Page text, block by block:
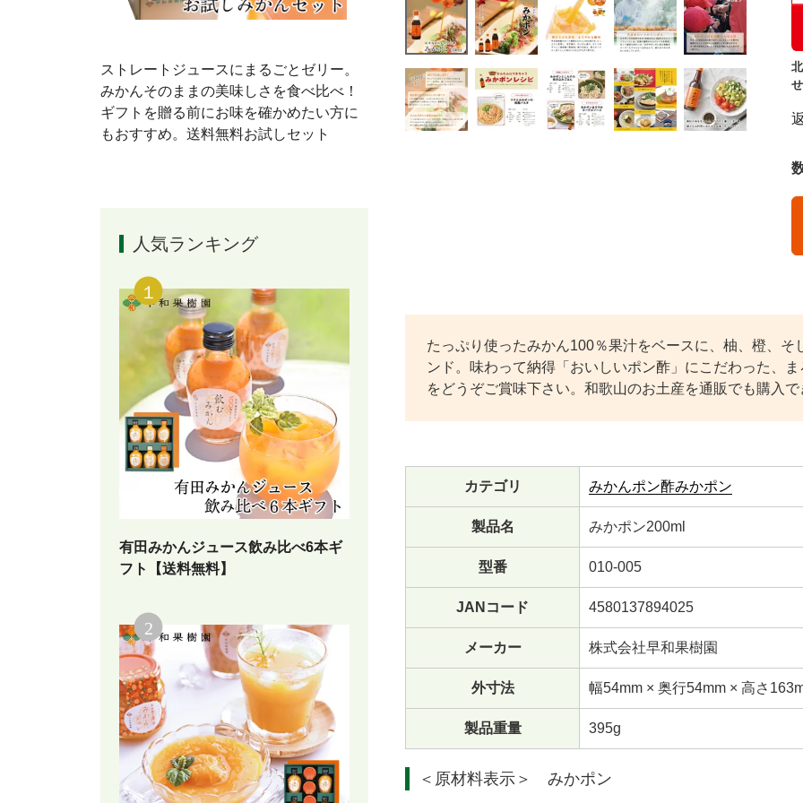
ストレートジュースにまるごとゼリー。
みかんそのままの美味しさを食べ比べ！
ギフトを贈る前にお味を確かめたい方に
もおすすめ。送料無料お試しセット
人気ランキング
有田みかんジュース飲み比べ6本ギ
フト【送料無料】
たっぷり使ったみかん100％果汁をベースに、柚、橙、
ンド。味わって納得「おいしいポン酢」にこだわった、
をどうぞご賞味下さい。和歌山のお土産を通販でも購入
カテゴリ みかんポン酢みかポン
製品名 みかポン200ml
型番 010-005
JANコード 4580137894025
メーカー 株式会社早和果樹園
外寸法 幅54mm × 奥行54mm × 高さ
製品重量 395g
＜原材料表示＞ みかポン